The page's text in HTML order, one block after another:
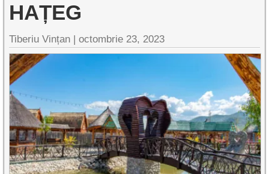
HAȚEG
Tiberiu Vințan |octombrie 23, 2023